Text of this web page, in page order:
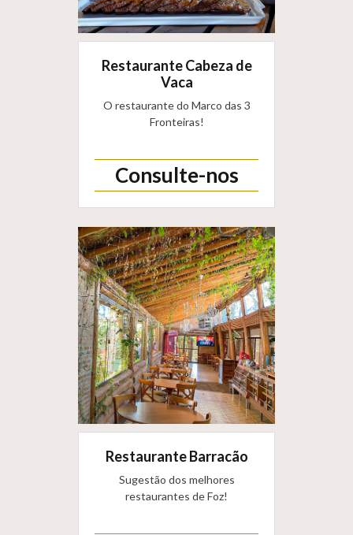
Restaurante Cabeza de
Vaca
O restaurante do Marco das 3
Fronteiras!
Consulte-nos
Restaurante Barracão
Sugestão dos melhores
restaurantes de Foz!